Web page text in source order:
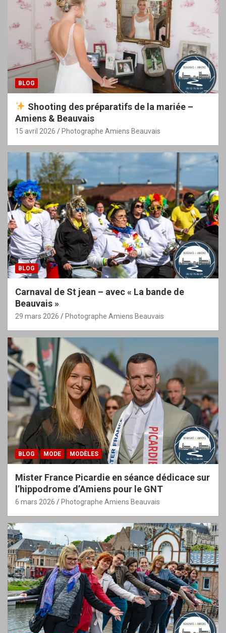
BLOG
Shooting des préparatifs de la mariée –
Amiens & Beauvais
15 avril 2026 Photographe Amiens Beauvais
BLOG
Carnaval de St jean – avec « La bande de
Beauvais »
29 mars 2026 Photographe Amiens Beauvais
BLOG MODE MODÈLES
Mister France Picardie en séance dédicace sur
l’hippodrome d’Amiens pour le GNT
6 mars 2026 Photographe Amiens Beauvais